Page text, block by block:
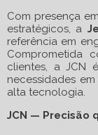
Com presença
estratégicos, a
referência em
Comprometida
clientes, a JCN
necessidades
alta tecnologia.
JCN — Precisão